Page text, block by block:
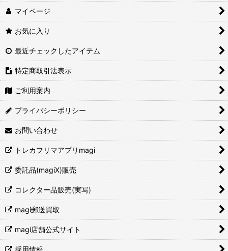
マイページ
お気に入り
最近チェックしたアイテム
特定商取引法表示
ご利用案内
プライバシーポリシー
お問い合わせ
トレカフリマアプリmagi
委託品(magiX)販売
コレクター品販売(実写)
magi郵送買取
magi店舗公式サイト